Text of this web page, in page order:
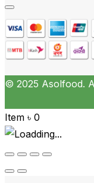
© 2025 Asolfood.
Item ৳ 0